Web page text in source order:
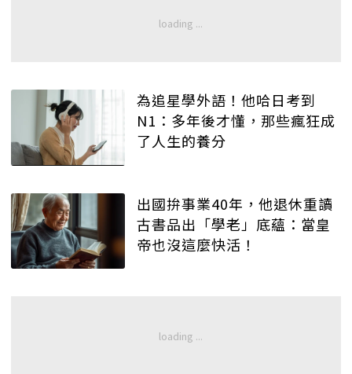
為追星學外語！他哈日考到
N1：多年後才懂，那些瘋狂成
了人生的養分
出國拚事業40年，他退休重讀
古書品出「學老」底蘊：當皇
帝也沒這麼快活！